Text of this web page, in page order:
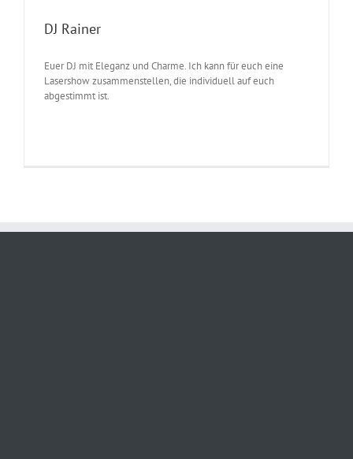
DJ Rainer
Euer DJ mit Eleganz und Charme. Ich kann für euch eine
Lasershow zusammenstellen, die individuell auf euch
abgestimmt ist.